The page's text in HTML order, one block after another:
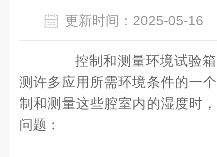
更新时间：2025-05-
控制和测量环境试验箱
测许多应用所需环境条件的一
制和测量这些腔室内的湿度时
问题：